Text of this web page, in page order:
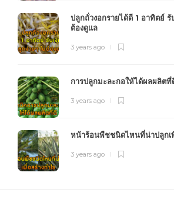
ปลูกถั่วงอกรายได้ดี 1 อาทิตย์ รั
ต้องดูแล
3 years ago
การปลูกมะละกอให้ได้ผลผลิตที่
3 years ago
หน้าร้อนพืชชนิดไหนที่น่าปลูกเ
3 years ago